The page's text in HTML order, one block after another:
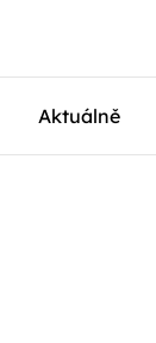
Aktuálně